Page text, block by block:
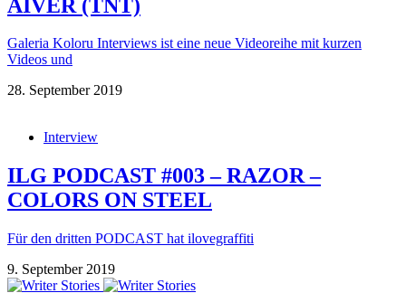
AIVER (TNT)
Galeria Koloru Interviews ist eine neue Videoreihe mit kurzen
Videos und
28. September 2019
Interview
ILG PODCAST #003 – RAZOR –
COLORS ON STEEL
Für den dritten PODCAST hat ilovegraffiti
9. September 2019